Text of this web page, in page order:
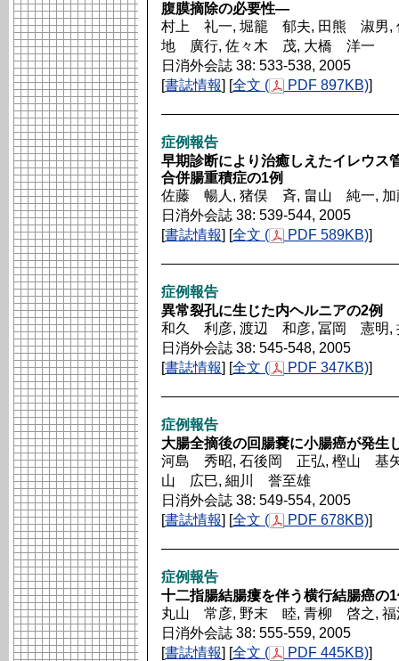
腹膜摘除の必要性―
村上 礼一, 堀籠 郁夫, 田熊 淑男
地 廣行, 佐々木 茂, 大橋 洋一
日消外会誌 38: 533-538, 2005
[書誌情報] [全文 ( PDF 897KB)]
症例報告
早期診断により治癒しえたイレウ
合併腸重積症の1例
佐藤 暢人, 猪俣 斉, 畠山 純一,
日消外会誌 38: 539-544, 2005
[書誌情報] [全文 ( PDF 589KB)]
症例報告
異常裂孔に生じた内ヘルニアの2例
和久 利彦, 渡辺 和彦, 冨岡 憲明,
日消外会誌 38: 545-548, 2005
[書誌情報] [全文 ( PDF 347KB)]
症例報告
大腸全摘後の回腸嚢に小腸癌が発生
河島 秀昭, 石後岡 正弘, 樫山 基
山 広巳, 細川 誉至雄
日消外会誌 38: 549-554, 2005
[書誌情報] [全文 ( PDF 678KB)]
症例報告
十二指腸結腸瘻を伴う横行結腸癌の
丸山 常彦, 野末 睦, 青柳 啓之,
日消外会誌 38: 555-559, 2005
[書誌情報] [全文 ( PDF 445KB)]